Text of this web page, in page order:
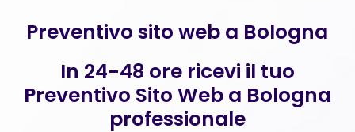
Preventivo sito web a Bologna
In 24-48 ore ricevi il tuo
Preventivo Sito Web a Bologna
professionale